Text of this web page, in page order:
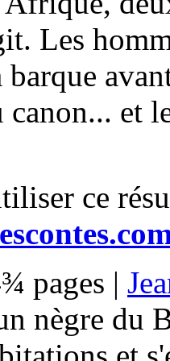
Les
barque
et
ce
pages |
nègre du